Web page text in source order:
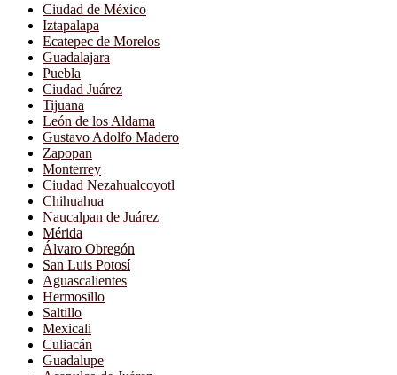
Ciudad de México
Iztapalapa
Ecatepec de Morelos
Guadalajara
Puebla
Ciudad Juárez
Tijuana
León de los Aldama
Gustavo Adolfo Madero
Zapopan
Monterrey
Ciudad Nezahualcoyotl
Chihuahua
Naucalpan de Juárez
Mérida
Álvaro Obregón
San Luis Potosí
Aguascalientes
Hermosillo
Saltillo
Mexicali
Culiacán
Guadalupe